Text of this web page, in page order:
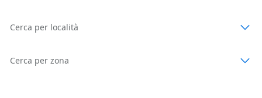
Cerca per località
Cerca per zona